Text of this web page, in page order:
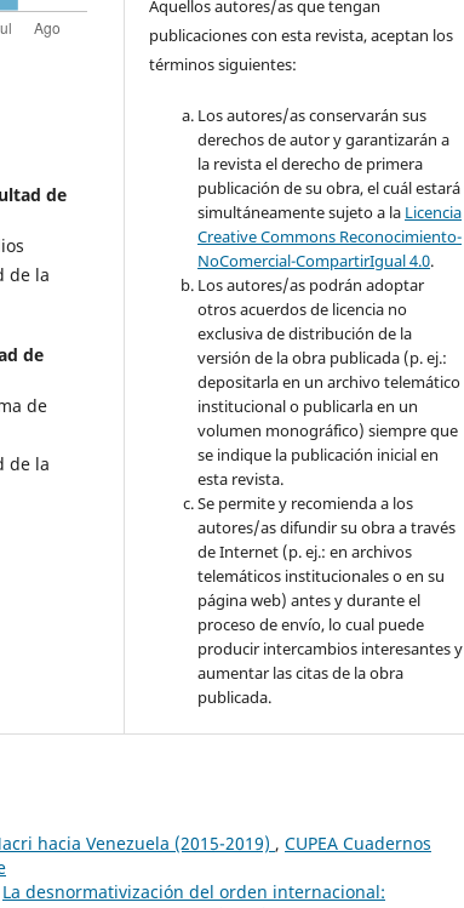
de
de la
de
de
de la
Aquellos autores/as que tengan
publicaciones con esta revista, aceptan los
términos siguientes:
Los autores/as conservarán sus
derechos de autor y garantizarán a
la revista el derecho de primera
publicación de su obra, el cuál estará
simultáneamente sujeto a la Licencia
Creative Commons Reconocimiento-
NoComercial-CompartirIgual 4.0.
Los autores/as podrán adoptar
otros acuerdos de licencia no
exclusiva de distribución de la
versión de la obra publicada (p. ej.:
depositarla en un archivo telemático
institucional o publicarla en un
volumen monográfico) siempre que
se indique la publicación inicial en
esta revista.
Se permite y recomienda a los
autores/as difundir su obra a través
de Internet (p. ej.: en archivos
telemáticos institucionales o en su
página web) antes y durante el
proceso de envío, lo cual puede
producir intercambios interesantes y
aumentar las citas de la obra
publicada.
hacia Venezuela (2015-2019) , CUPEA Cuadernos
La desnormativización del orden internacional: